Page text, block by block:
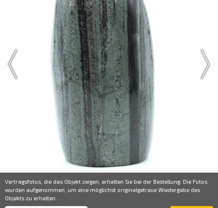
Vertragsfotos, die das Objekt zeigen, erhalten Sie bei der Bestellung. Die Fotos
wurden aufgenommen, um eine möglichst originalgetreue Wiedergabe des
Objekts zu erhalten.